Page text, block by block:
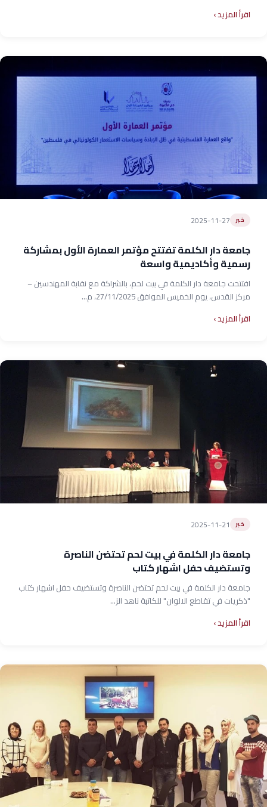
اقرأ المزيد
خبر 2025-11-27
جامعة دار الكلمة تفتتح مؤتمر العمارة الأول بمشاركة
رسمية وأكاديمية واسعة
افتتحت جامعة دار الكلمة في بيت لحم، بالشراكة مع نقابة المهندسين –
مركز القدس، يوم الخميس الموافق 27/11/2025، م...
اقرأ المزيد
خبر 2025-11-21
جامعة دار الكلمة في بيت لحم تحتضن الناصرة
وتستضيف حفل اشهار كتاب
جامعة دار الكلمة في بيت لحم تحتضن الناصرة وتستضيف حفل اشهار كتاب
"ذكريات في تقاطع الالوان" للكاتبة ناهد الز...
اقرأ المزيد